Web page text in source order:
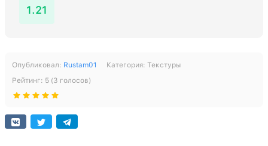
1.21
Опубликовал: Rustam01 Категория: Текстуры
Рейтинг: 5 (3 голосов)